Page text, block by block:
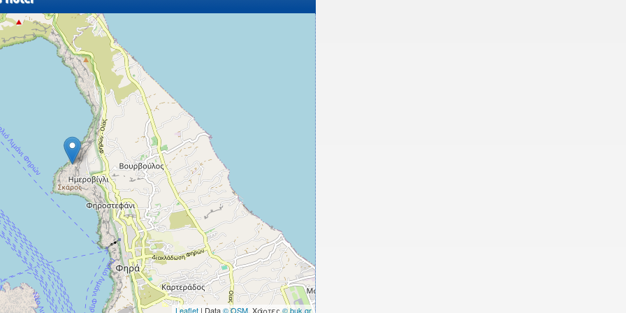
Leaflet| Data© OSM, Χάρτες© buk.gr